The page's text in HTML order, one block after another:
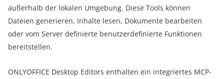
außerhalb der lokalen Umgebung. Diese Tools können
Dateien generieren, Inhalte lesen, Dokumente bearbeiten
oder vom Server definierte benutzerdefinierte Funktionen
bereitstellen.
ONLYOFFICE Desktop Editors enthalten ein integriertes MCP-